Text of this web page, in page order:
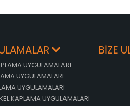
UYGULAMALARI
UYGULAMALARI
UYGULAMALARI
KAPLAMA UYGULAMALARI
BİZE